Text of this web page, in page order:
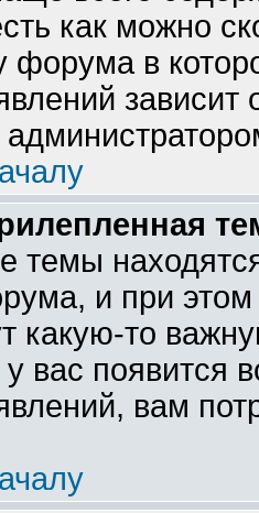
как можно
форума в
зависит
темы
и при
какую-то
у вас появится
вам